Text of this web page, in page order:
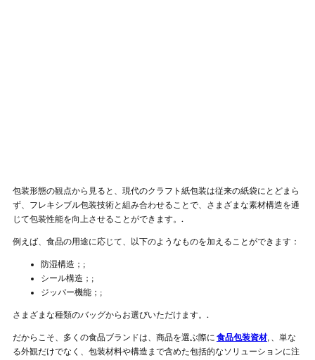
包装形態の観点から見ると、現代のクラフト紙包装は従来の紙袋にとどまら
ず、フレキシブル包装技術と組み合わせることで、さまざまな素材構造を通
じて包装性能を向上させることができます。.
例えば、食品の用途に応じて、以下のようなものを加えることができます：
防湿構造；;
シール構造；;
ジッパー機能；;
さまざまな種類のバッグからお選びいただけます。.
だからこそ、多くの食品ブランドは、商品を選ぶ際に食品包装資材, 、単な
る外観だけでなく、包装材料や構造まで含めた包括的なソリューションに注